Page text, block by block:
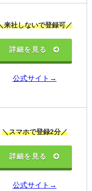
来社しないで登録可／
詳細を見る
公式サイト→
＼スマホで登録2分／
詳細を見る
公式サイト→